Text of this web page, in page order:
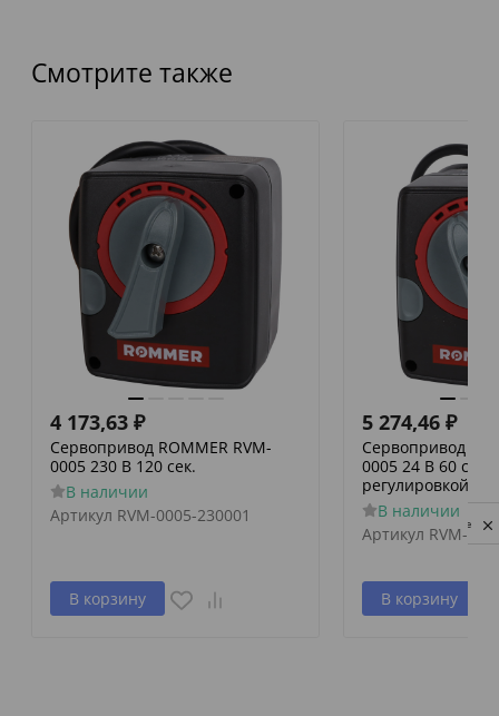
Смотрите также
4 173,63 ₽
Сервопривод ROMMER RVM-
0005 230 В 120 сек.
В наличии
Артикул RVM-0005-230001
В корзину
5 274,46 ₽
Сервопривод
0005 24 В 60
регулировкой по
В наличии
Артикул RVM-
В корзину
Privacy notice